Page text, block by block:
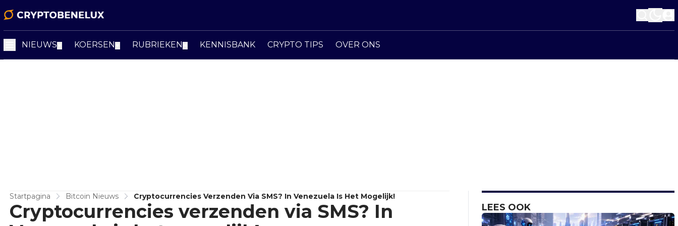
NIEUWS KOERSEN RUBRIEKEN KENNISBANK CRYPTO TIPS OVER ONS
Startpagina Bitcoin Nieuws Cryptocurrencies Verzenden Via SMS? In Venezuela Is Het Mogelijk!
Cryptocurrencies verzenden via SMS? In
LEES OOK